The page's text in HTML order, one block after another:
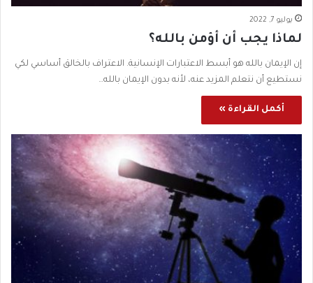
يوليو 7, 2022
لماذا يجب أن أؤمن بالله؟
إن الإيمان بالله هو أبسط الاعتبارات الإنسانية. الاعتراف بالخالق أساسي لكي
نستطيع أن نتعلم المزيد عنه، لأنه بدون الإيمان بالله…
أكمل القراءة »